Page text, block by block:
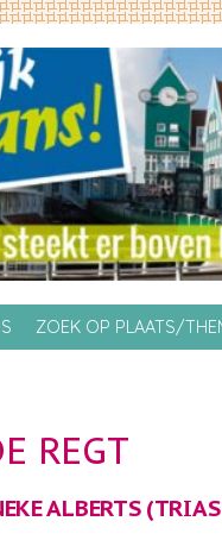
ZOEK OP PLAATS/
REGT
ALBERTS (